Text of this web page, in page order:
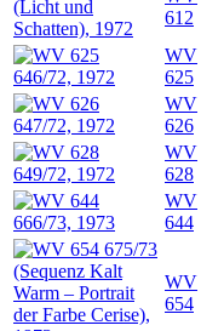
612
WV
625
WV
626
WV
628
WV
644
WV
654